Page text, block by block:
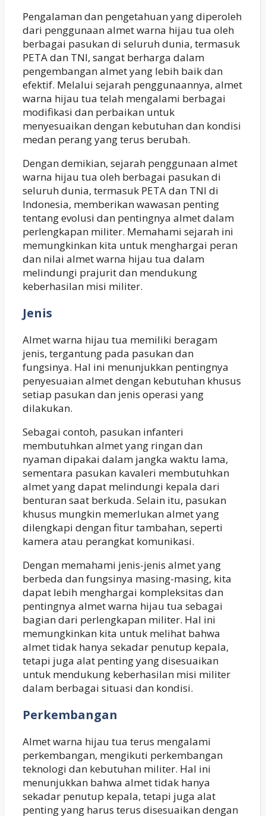
Pengalaman dan pengetahuan yang diperoleh
dari penggunaan almet warna hijau tua oleh
berbagai pasukan di seluruh dunia, termasuk
PETA dan TNI, sangat berharga dalam
pengembangan almet yang lebih baik dan
efektif. Melalui sejarah penggunaannya, almet
warna hijau tua telah mengalami berbagai
modifikasi dan perbaikan untuk
menyesuaikan dengan kebutuhan dan kondisi
medan perang yang terus berubah.
Dengan demikian, sejarah penggunaan almet
warna hijau tua oleh berbagai pasukan di
seluruh dunia, termasuk PETA dan TNI di
Indonesia, memberikan wawasan penting
tentang evolusi dan pentingnya almet dalam
perlengkapan militer. Memahami sejarah ini
memungkinkan kita untuk menghargai peran
dan nilai almet warna hijau tua dalam
melindungi prajurit dan mendukung
keberhasilan misi militer.
Jenis
Almet warna hijau tua memiliki beragam
jenis, tergantung pada pasukan dan
fungsinya. Hal ini menunjukkan pentingnya
penyesuaian almet dengan kebutuhan khusus
setiap pasukan dan jenis operasi yang
dilakukan.
Sebagai contoh, pasukan infanteri
membutuhkan almet yang ringan dan
nyaman dipakai dalam jangka waktu lama,
sementara pasukan kavaleri membutuhkan
almet yang dapat melindungi kepala dari
benturan saat berkuda. Selain itu, pasukan
khusus mungkin memerlukan almet yang
dilengkapi dengan fitur tambahan, seperti
kamera atau perangkat komunikasi.
Dengan memahami jenis-jenis almet yang
berbeda dan fungsinya masing-masing, kita
dapat lebih menghargai kompleksitas dan
pentingnya almet warna hijau tua sebagai
bagian dari perlengkapan militer. Hal ini
memungkinkan kita untuk melihat bahwa
almet tidak hanya sekadar penutup kepala,
tetapi juga alat penting yang disesuaikan
untuk mendukung keberhasilan misi militer
dalam berbagai situasi dan kondisi.
Perkembangan
Almet warna hijau tua terus mengalami
perkembangan, mengikuti perkembangan
teknologi dan kebutuhan militer. Hal ini
menunjukkan bahwa almet tidak hanya
sekadar penutup kepala, tetapi juga alat
penting yang harus terus disesuaikan dengan